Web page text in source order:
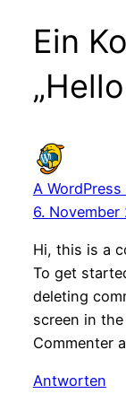
Ein
A
6. November
Hi, this is a
To get
deleting
screen in
Commenter
Antworten